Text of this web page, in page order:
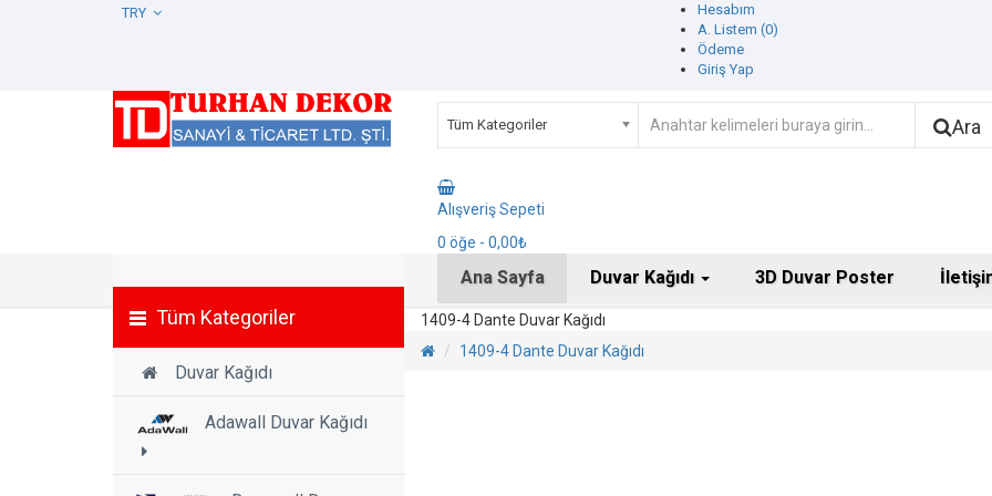
Hesabım
A. Listem (0)
Ödeme
Giriş Yap
Tüm Kategoriler Ara
Alışveriş Sepeti
0 öğe - 0,00₺
Tüm Kategoriler
Duvar Kağıdı
Adawall Duvar Kağıdı
Ana Sayfa Duvar Kağıdı 3D Duvar Poster
1409-4 Dante Duvar Kağıdı
1409-4 Dante Duvar Kağıdı